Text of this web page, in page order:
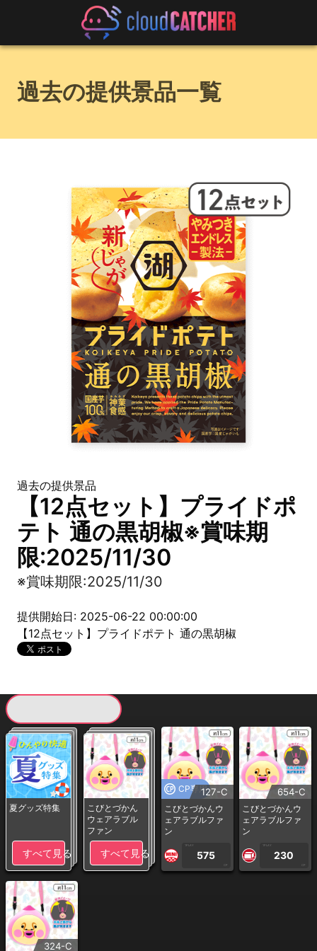
過去の提供景品一覧
過去の提供景品
【12点セット】プライドポ
テト 通の黒胡椒※賞味期
限:2025/11/30
※賞味期限:2025/11/30
提供開始日: 2025-06-22 00:00:00
【12点セット】プライドポテト 通の黒胡椒
夏グッズ特集
すべて見る
こびとづかん
ウェアラブル
ファン
すべて見る
CP専用127-C
こびとづかんウ
ェアラブルファ
ン
1PLAY
575
CP
654-C
こびとづかんウ
ェアラブルファ
ン
1PLAY
230
CP
324-C